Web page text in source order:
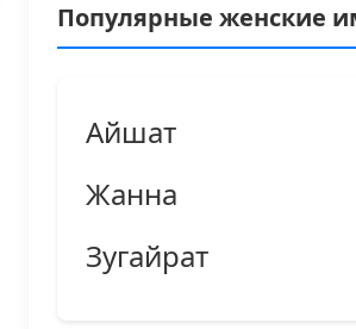
Популярные женские
Айшат
Жанна
Зугайрат